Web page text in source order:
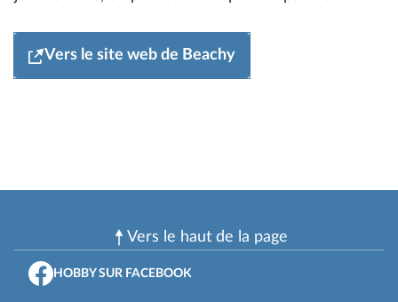
Vers le site web de Beachy
Vers le haut de la page
HOBBY SUR FACEBOOK